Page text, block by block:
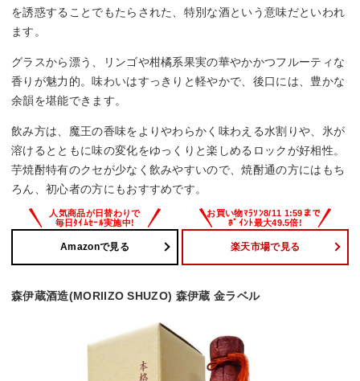
を誘惑することでもたらされた、特別な酒という意味だといわれ
ます。
グラスから漂う、リンゴや柑橘系果実の華やかかつフルーティな
香りが魅力的。味わいはすっきりと軽やかで、後口には、豊かな
余韻を堪能できます。
飲み方は、魔王の香味をよりやわらかく味わえる水割りや、氷が
溶けるとともに味の変化をゆっくりと楽しめるロックが好相性。
芋焼酎特有のクセが少なく飲みやすいので、焼酎通の方にはもち
ろん、初心者の方にもおすすめです。
Amazonで見る 楽天市場で見る
森伊蔵酒造(MORIIZO SHUZO) 森伊蔵 金ラベル